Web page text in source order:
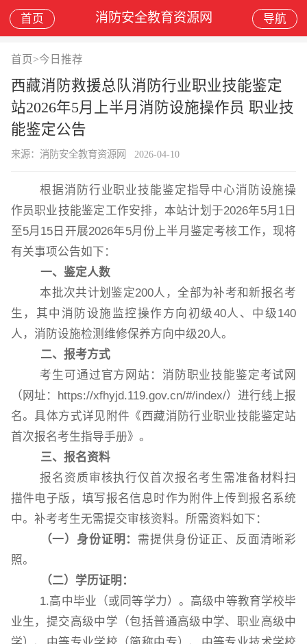
首页 消防安全教育资源网 导航
首页 >今日推荐
西藏消防救援总队消防行业职业技能鉴定
站2026年5月上半月消防设施操作员 职业技
能鉴定公告
来源：消防安全教育资源网 2026-04-10
根据消防行业职业技能鉴定指导中心消防设施操
作员职业技能鉴定工作安排，本站计划于2026年5月 1 日
至5月 15 日开展2026年5月份 上半月 鉴定考核工作，现将
有关事项公告如下：
一、鉴定人数
本批次共计划鉴定200人，全部为补考和新报名考
生，其中消防设施监控操作方向初级40人、中级140
人，消防设施检测维修保养方向中级20人。
二、报考方式
考生可通过官方网站：消防职业技能鉴定考试网
（网址： https://xfhyjd.119.gov.cn/#/index/）进行线上报
名。具体方式详见附件《西藏消防行业职业技能鉴定站
首次报名考生指导手册》。
三、报名资料
报名资质审核执行仅首次报名考生需准备材料扫
描件电子版，填写报名信息时作为附件上传到报名系统
中。补考考生无需提交审核资料。所需资料如下：
（一）身份证明： 需提供身份证正、反面清晰彩
照。
（二）学历证明：
1.高中毕业（或同等学力）。高级中等教育学校毕
业生，提交高级中学（包括普通高级中学、职业高级中